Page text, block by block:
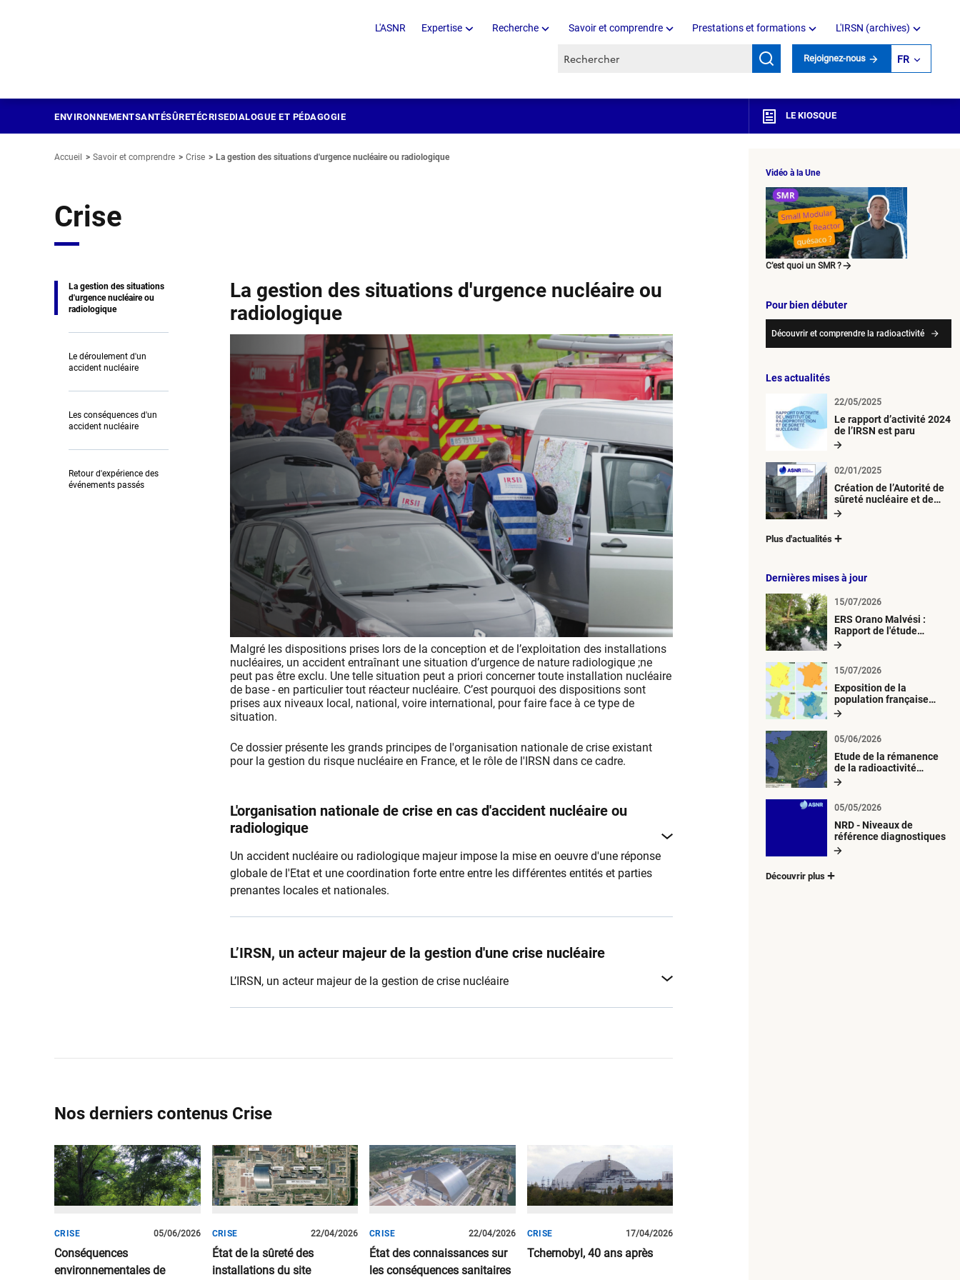
L'ASNR Expertise Recherche Savoir et comprendre Prestations et formations L'IRSN (archives)
Recherche par mots clés Rejoignez-nous FR
ENVIRONNEMENTSANTÉSÛRETÉCRISEDIALOGUE ET PÉDAGOGIE LE KIOSQUE
Accueil Savoir et comprendre Crise La gestion des situations d'urgence nucléaire ou radiologique
Crise
La gestion des situations
d'urgence nucléaire ou
radiologique
Le déroulement d'un
accident nucléaire
Les conséquences d'un
accident nucléaire
Retour d'expérience des
événements passés
La gestion des situations d'urgence nucléaire ou
radiologique
Malgré les dispositions prises lors de la conception et de l’exploitation des installations
nucléaires, un accident entraînant une situation d’urgence de nature radiologique ;ne
peut pas être exclu. Une telle situation peut a priori concerner toute installation nucléaire
de base - en particulier tout réacteur nucléaire. C’est pourquoi des dispositions sont
prises aux niveaux local, national, voire international, pour faire face à ce type de
situation.
Ce dossier présente les grands principes de l'organisation nationale de crise existant
pour la gestion du risque nucléaire en France, et le rôle de l'IRSN dans ce cadre.
L'organisation nationale de crise en cas d'accident nucléaire ou
radiologique
Un accident nucléaire ou radiologique majeur impose la mise en oeuvre d'une réponse
globale de l'Etat et une coordination forte entre entre les différentes entités et parties
prenantes locales et nationales.
L’IRSN, un acteur majeur de la gestion d'une crise nucléaire
L’IRSN, un acteur majeur de la gestion de crise nucléaire
Nos derniers contenus Crise
Conséquences
environnementales de
CRISE 05/06/2026
État de la sûreté des
installations du site
CRISE 22/04/2026
État des connaissances sur
les conséquences sanitaires
CRISE 22/04/2026
Tchernobyl, 40 ans après
CRISE 17/04/2026
Vidéo à la Une
C’est quoi un SMR ?
Pour bien débuter
Découvrir et comprendre la radioactivité
Les actualités
Le rapport d’activité 2024
de l’IRSN est paru
22/05/2025
Création de l’Autorité de
sûreté nucléaire et de
radioprotection (ASNR)
02/01/2025
Plus d'actualités
Dernières mises à jour
ERS Orano Malvési :
Rapport de l'étude
radiologique du milieu
15/07/2026
Exposition de la
population française
métropolitaine aux
atmosphériques
radioactives depuis 1945
15/07/2026
Etude de la rémanence
de la radioactivité
d’origine artificielle
05/06/2026
NRD - Niveaux de
référence diagnostiques
05/05/2026
Découvrir plus